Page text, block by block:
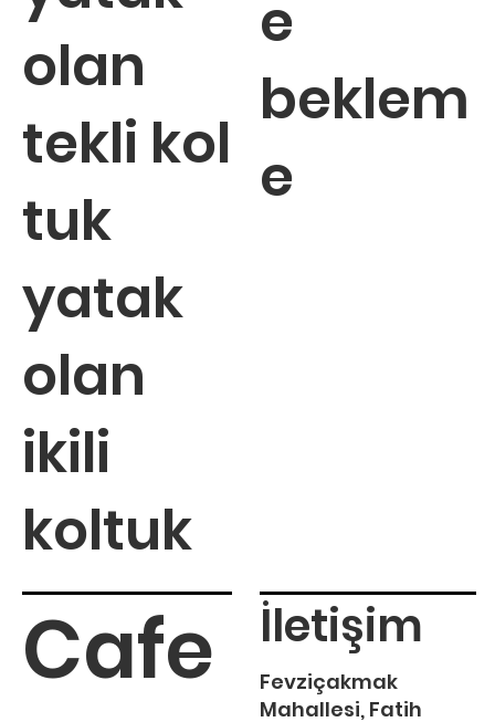
olan
tekli kol
tuk
yatak
olan
ikili
koltuk
e
beklem
e
Cafe
İletişim
Fevziçakmak
Mahallesi, Fatih